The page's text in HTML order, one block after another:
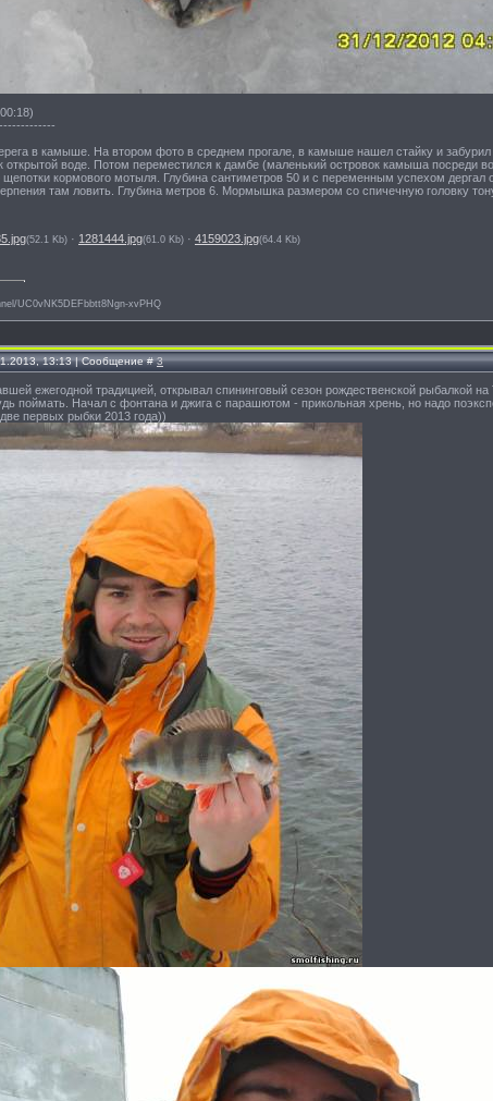
в камыше. На втором фото в среднем прогале, в камыше нашел стайку и
открытой воде. Потом переместился к дамбе (маленький островок камыша посреди
щепотки кормового мотыля. Глубина сантиметров 50 и с переменным успехом
там ловить. Глубина метров 6. Мормышка размером со спичечную головку
(52.1 Kb) · 1281444.jpg(61.0 Kb) · 4159023.jpg(64.4 Kb)
UC0vNK5DEFbbtt8Ngn-xvPHQ
13:13 | Сообщение #3
ежегодной традицией, открывал спининговый сезон рождественской рыбалкой
поймать. Начал с фонтана и джига с парашютом - прикольная хрень, но надо
первых рыбки 2013 года))